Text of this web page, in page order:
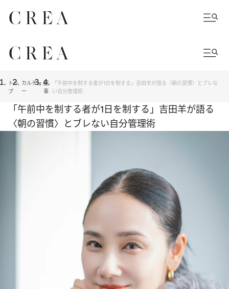
トッ
プ
カルチャ
ー
記
事
「午前中を制する者が1日を制する」吉田羊が語る〈朝の習慣〉とブレな
い自分管理術
「午前中を制する者が1日を制する」吉田羊が語る
〈朝の習慣〉とブレない自分管理術